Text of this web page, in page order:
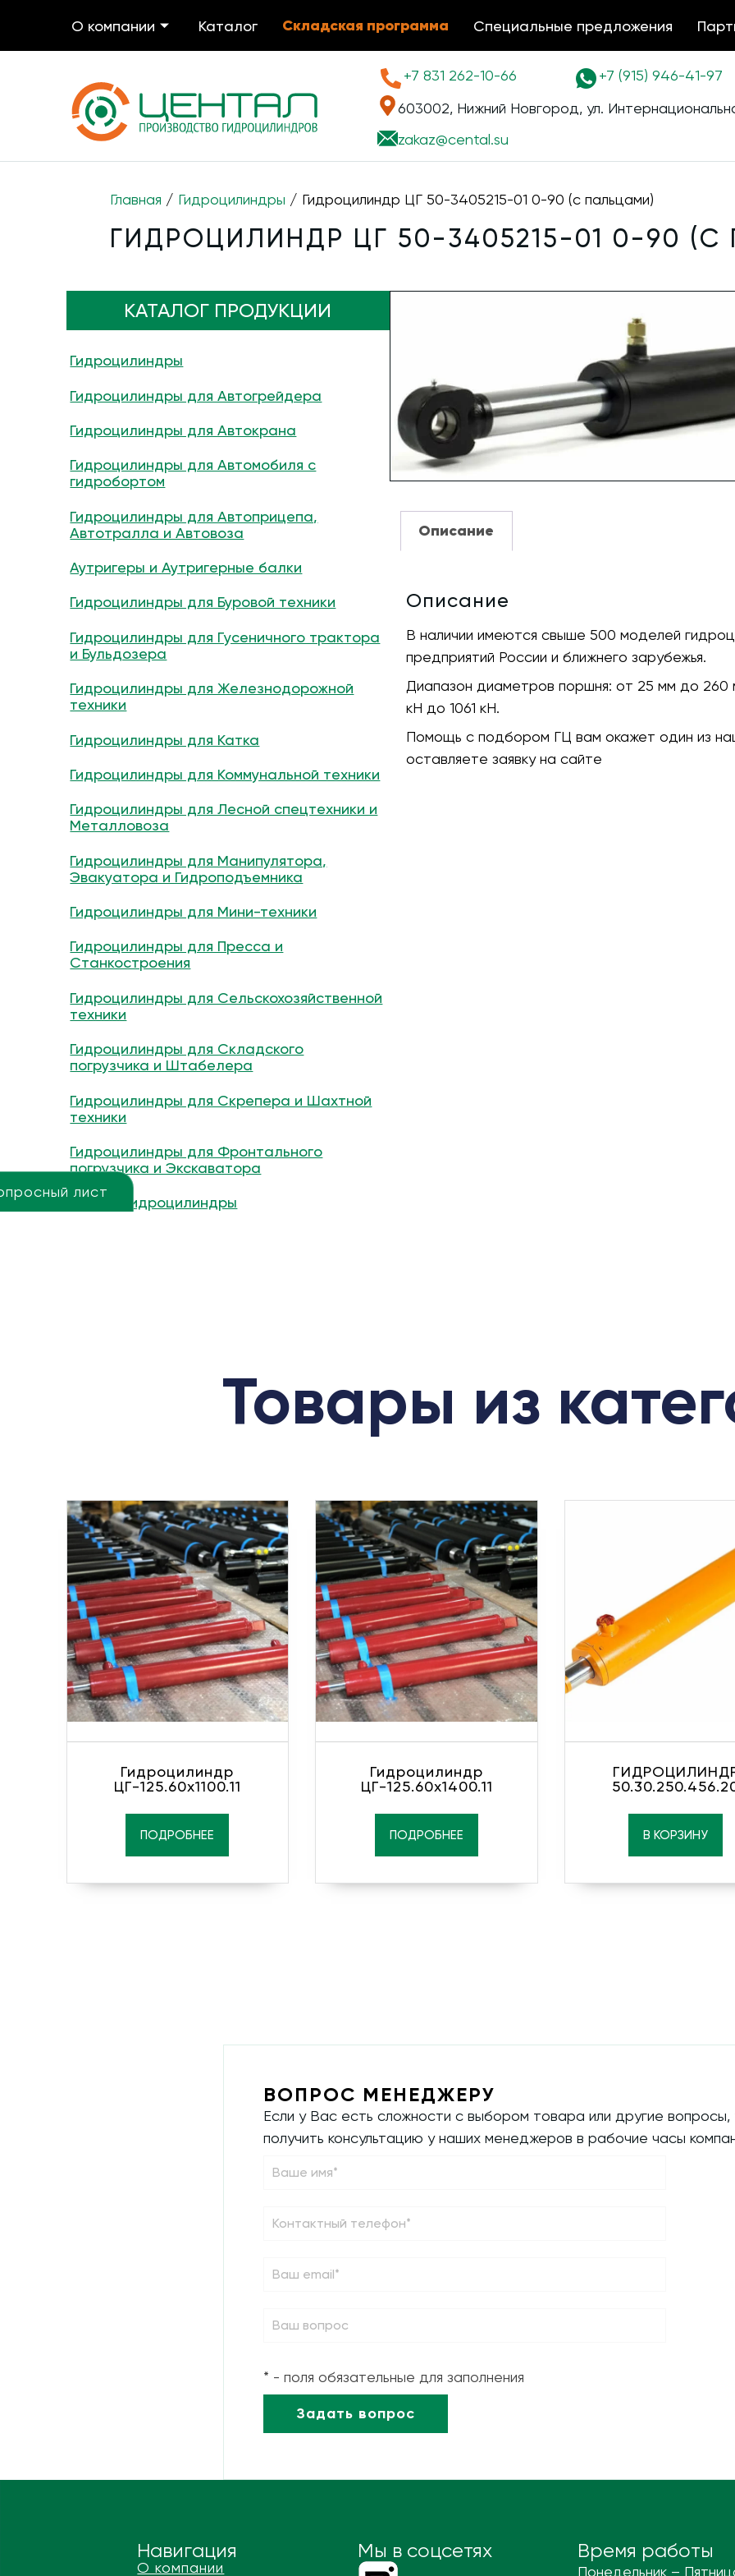
О компании Каталог Складская программа Специальные предложения
+7 831 262-10-66
+7 (915) 946-41-97
603002, Нижний Новгород, ул.
zakaz@cental.su
лист
Главная / Гидроцилиндры / Гидроцилиндр ЦГ 50-3405215-01 0-90 (с пальцами)
ГИДРОЦИЛИНДР ЦГ 50-3405215-01 0-90
КАТАЛОГ ПРОДУКЦИИ
Гидроцилиндры
Гидроцилиндры для Автогрейдера
Гидроцилиндры для Автокрана
Гидроцилиндры для Автомобиля с
гидробортом
Гидроцилиндры для Автоприцепа,
Автотралла и Автовоза
Аутригеры и Аутригерные балки
Гидроцилиндры для Буровой техники
Гидроцилиндры для Гусеничного трактора
и Бульдозера
Гидроцилиндры для Железнодорожной
техники
Гидроцилиндры для Катка
Гидроцилиндры для Коммунальной техники
Гидроцилиндры для Лесной спецтехники и
Металловоза
Гидроцилиндры для Манипулятора,
Эвакуатора и Гидроподъемника
Гидроцилиндры для Мини-техники
Гидроцилиндры для Пресса и
Станкостроения
Гидроцилиндры для Сельскохозяйственной
техники
Гидроцилиндры для Складского
погрузчика и Штабелера
Гидроцилиндры для Скрепера и Шахтной
техники
Гидроцилиндры для Фронтального
погрузчика и Экскаватора
Другие гидроцилиндры
Описание
Описание
В наличии имеются свыше 500 моделей
предприятий России и ближнего зарубежья.
Диапазон диаметров поршня: от 25 мм до 260
кH до 1061 кН.
Помощь с подбором ГЦ вам окажет один из
оставляете заявку на сайте
Товары из
Гидроцилиндр
ЦГ-125.60х1100.11
ПОДРОБНЕЕ
Гидроцилиндр
ЦГ-125.60х1400.11
ПОДРОБНЕЕ В КОРЗИНУ
ВОПРОС МЕНЕДЖЕРУ
Если у Вас есть сложности с выбором товара или другие
получить консультацию у наших менеджеров в рабочие часы
* - поля обязательные для заполнения
Навигация
О компании
Мы в соцсетях Время работы
Понедельник –